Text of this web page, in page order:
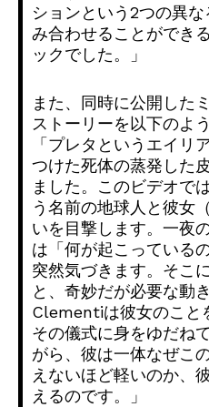
ションという2つの異
み合わせることができ
ックでした。」
また、同時に公開した
ストーリーを以下のよ
「プレタというエイリ
つけた死体の蒸発した
ました。このビデオで
う名前の地球人と彼女
いを目撃します。一夜
は「何が起こっている
突然気づきます。そこ
と、奇妙だが必要な動
Clementiは彼女のこと
その儀式に身をゆだね
がら、彼は一体なぜこ
えないほど軽いのか、
えるのです。」